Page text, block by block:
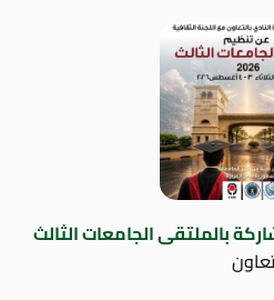
بالملتقى الجامعات الثالث